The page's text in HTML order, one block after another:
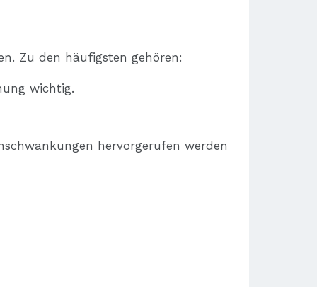
Zu den häufigsten gehören:
wichtig.
hervorgerufen werden